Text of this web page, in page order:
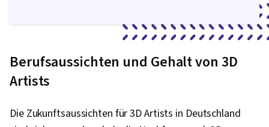
Berufsaussichten und Gehalt von 3D
Artists
Die Zukunftsaussichten für 3D Artists in Deutschland